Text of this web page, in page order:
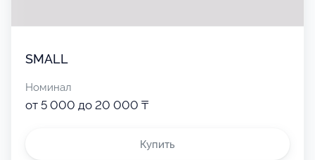
SMALL
Номинал
от 5 000 до 20 000 ₸
Купить